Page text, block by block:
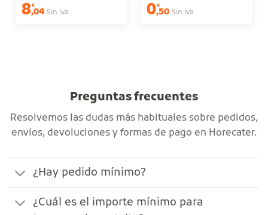
8€
,04 Sin iva 0€
,50 Sin iva
Preguntas frecuentes
Resolvemos las dudas más habituales sobre pedidos,
envíos, devoluciones y formas de pago en Horecater.
¿Hay pedido mínimo?
¿Cuál es el importe mínimo para